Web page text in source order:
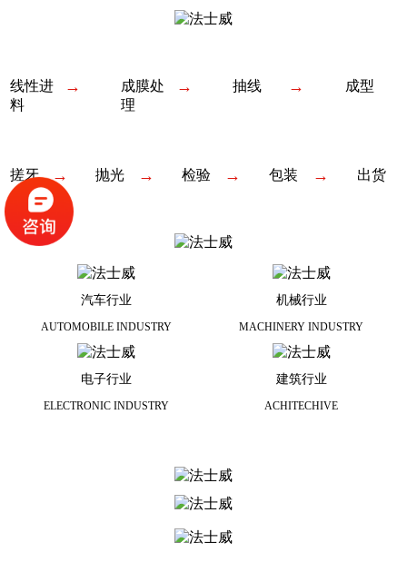
线性进
料
→
成膜处
理
→ 抽线 → 成型
搓牙 → 抛光 → 检验 → 包装 → 出货
汽车行业
AUTOMOBILE INDUSTRY
机械行业
MACHINERY INDUSTRY
电子行业
ELECTRONIC INDUSTRY
建筑行业
ACHITECHIVE